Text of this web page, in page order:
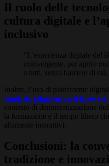
Il ruolo delle
cultura digitale e
inclusivo
“L’esperienza digitale del
coinvolgente, per aprire
a tutti, senza barriere di
Inoltre, l’uso di piattaforme
Book direttamente nel browser
contesto di democratizzazione
la formazione e il tempo libero
altamente interattivi.
Conclusioni: la
tradizione e